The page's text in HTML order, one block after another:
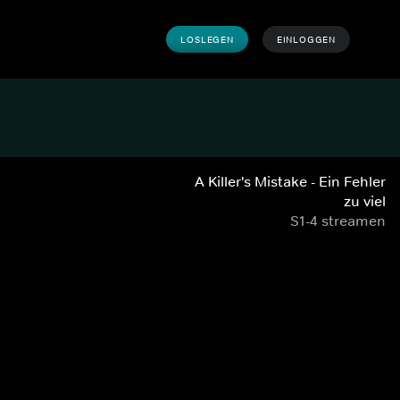
LOSLEGEN EINLOGGEN
A Killer's Mistake - Ein Fehler
zu viel
S1-4 streamen